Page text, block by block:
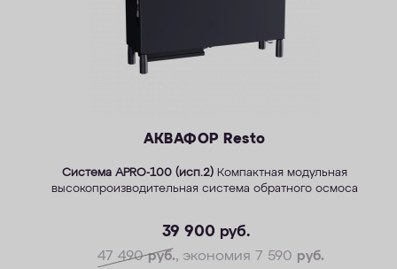
АКВАФОР Resto
Система APRO-100 (исп.2) Компактная модульная
высокопроизводительная система обратного осмоса
39 900 руб.
47 490руб., экономия 7 590 руб.